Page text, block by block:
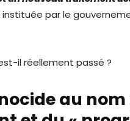
instituée par le
il réellement passé ?
au nom